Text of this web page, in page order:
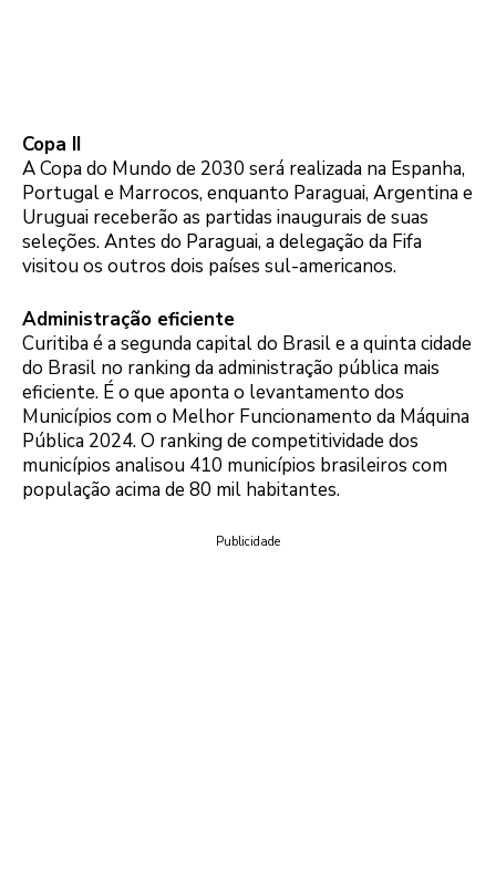
Copa II
A Copa do Mundo de 2030 será realizada na Espanha,
Portugal e Marrocos, enquanto Paraguai, Argentina e
Uruguai receberão as partidas inaugurais de suas
seleções. Antes do Paraguai, a delegação da Fifa
visitou os outros dois países sul-americanos.
Administração eficiente
Curitiba é a segunda capital do Brasil e a quinta cidade
do Brasil no ranking da administração pública mais
eficiente. É o que aponta o levantamento dos
Municípios com o Melhor Funcionamento da Máquina
Pública 2024. O ranking de competitividade dos
municípios analisou 410 municípios brasileiros com
população acima de 80 mil habitantes.
Publicidade